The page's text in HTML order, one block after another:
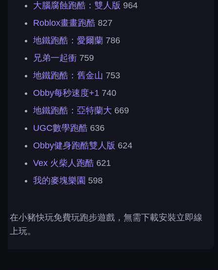
大腦腐蝕跑酷：雙人版 964
Roblox畫畫跑酷 827
地鐵跑酷：愛爾蘭 786
兄弟一起衝 759
地鐵跑酷：舊金山 753
Obby每秒速度+1 740
地鐵跑酷：亞特蘭大 669
UGC數學跑酷 636
Obby健身跑酷雙人版 624
Vex 火柴人跑酷 621
我的麥塊樂園 598
在小豬快玩免費玩跑步遊戲，無需下載安裝立即線
上玩。